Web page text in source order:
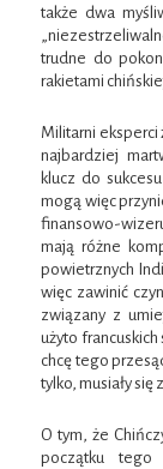
także dwa
trudne do
rakietami
Militarni eksperci
najbardziej
klucz do
mogą więc
finansowo-
mają różne
powietrznych
więc zawinić
związany z
użyto
chcę tego
tylko, musiały się
O tym, że
początku tego